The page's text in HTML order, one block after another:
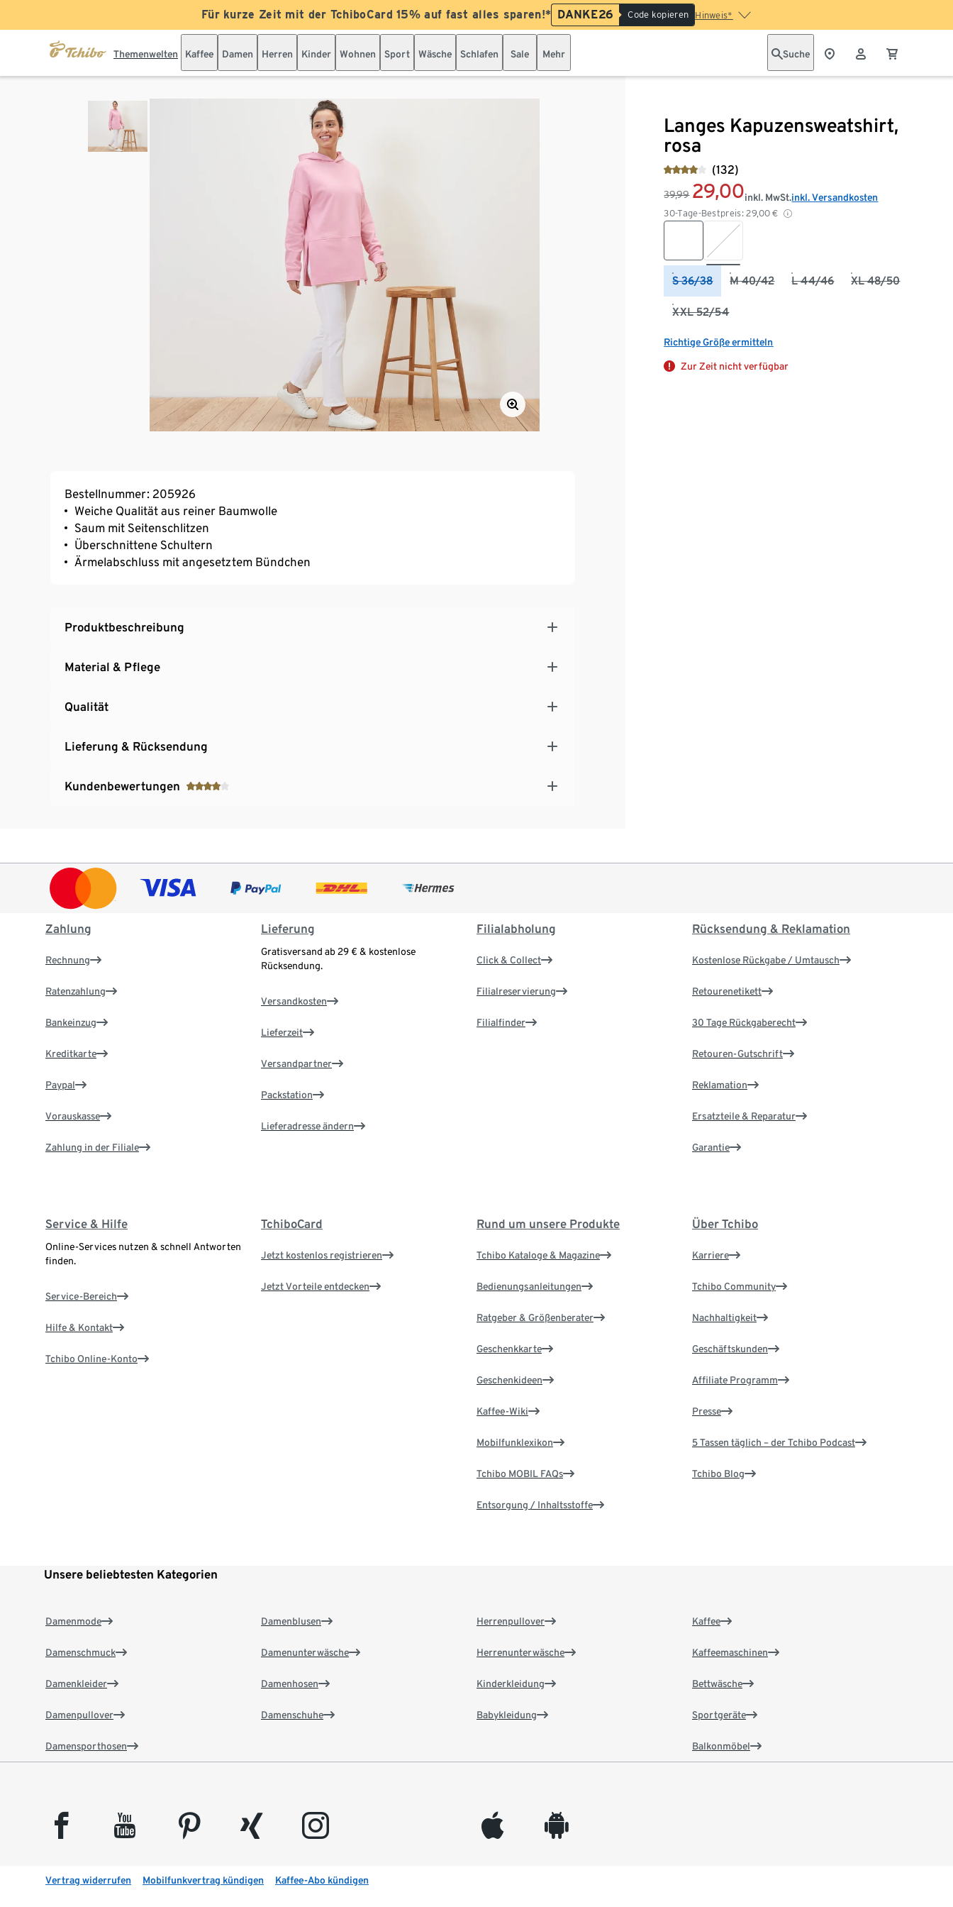
Für kurze Zeit mit der TchiboCard 15% auf fast alles sparen!* DANKE26 Code kopieren Hinweis*
Themenwelten Kaffee Damen Herren Kinder Wohnen Sport Wäsche Schlafen Sale Mehr Suche
Langes Kapuzensweatshirt,
rosa
(132)
39,99 29,00
30-Tage-Bestpreis: 29,00 €
inkl. MwSt.inkl. Versandkosten
S 36/38 M 40/42 L 44/46 XL 48/50
XXL 52/54
Richtige Größe ermitteln
Zur Zeit nicht verfügbar
Bestellnummer: 205926
Weiche Qualität aus reiner Baumwolle
Saum mit Seitenschlitzen
Überschnittene Schultern
Ärmelabschluss mit angesetztem Bündchen
Produktbeschreibung
Material & Pflege
Qualität
Lieferung & Rücksendung
Kundenbewertungen
Zahlung
Rechnung
Ratenzahlung
Bankeinzug
Kreditkarte
Paypal
Vorauskasse
Zahlung in der Filiale
Lieferung
Gratisversand ab 29 € & kostenlose
Rücksendung.
Versandkosten
Lieferzeit
Versandpartner
Packstation
Lieferadresse ändern
Filialabholung
Click & Collect
Filialreservierung
Filialfinder
Rücksendung & Reklamation
Kostenlose Rückgabe / Umtausch
Retourenetikett
30 Tage Rückgaberecht
Retouren-Gutschrift
Reklamation
Ersatzteile & Reparatur
Garantie
Service & Hilfe
Online-Services nutzen & schnell Antworten
finden.
Service-Bereich
Hilfe & Kontakt
Tchibo Online-Konto
TchiboCard
Jetzt kostenlos registrieren
Jetzt Vorteile entdecken
Rund um unsere Produkte
Tchibo Kataloge & Magazine
Bedienungsanleitungen
Ratgeber & Größenberater
Geschenkkarte
Geschenkideen
Kaffee-Wiki
Mobilfunklexikon
Tchibo MOBIL FAQs
Entsorgung / Inhaltsstoffe
Über Tchibo
Karriere
Tchibo Community
Nachhaltigkeit
Geschäftskunden
Affiliate Programm
Presse
5 Tassen täglich – der Tchibo Podcast
Tchibo Blog
Unsere beliebtesten Kategorien
Damenmode
Damenschmuck
Damenkleider
Damenpullover
Damensporthosen
Damenblusen
Damenunterwäsche
Damenhosen
Damenschuhe
Herrenpullover
Herrenunterwäsche
Kinderkleidung
Babykleidung
Kaffee
Kaffeemaschinen
Bettwäsche
Sportgeräte
Balkonmöbel
facebook youtube pinterest xing instagram appleinc android
Vertrag widerrufen Mobilfunkvertrag kündigen Kaffee-Abo kündigen